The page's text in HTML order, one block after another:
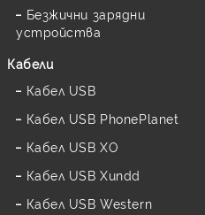
Безжични зарядни
устройства
Кабели
Кабел USB
Кабел USB PhonePlanet
Кабел USB XO
Кабел USB Xundd
Кабел USB Western